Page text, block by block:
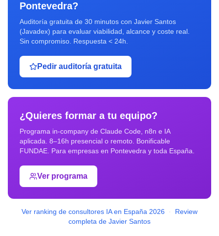
Pontevedra?
Auditoría gratuita de 30 minutos con Javier Santos
(Javadex) para evaluar viabilidad, alcance y coste real.
Sin compromiso. Respuesta < 24h.
Pedir auditoría gratuita
¿Quieres formar a tu equipo?
Programa in-company de Claude Code, n8n e IA
aplicada. 8–16h presencial o remoto. Bonificable
FUNDAE. Para empresas en Pontevedra y toda España.
Ver programa
Ver ranking de consultores IA en España 2026 ·
Review
completa de Javier Santos